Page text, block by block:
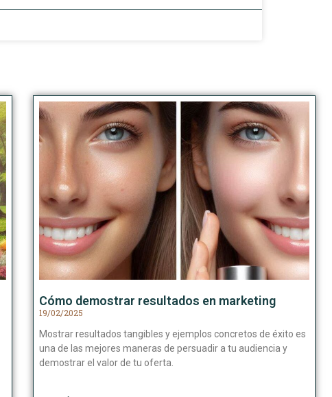
Cómo demostrar resultados en marketing
19/02/2025
Mostrar resultados tangibles y ejemplos concretos de éxito es
una de las mejores maneras de persuadir a tu audiencia y
demostrar el valor de tu oferta.